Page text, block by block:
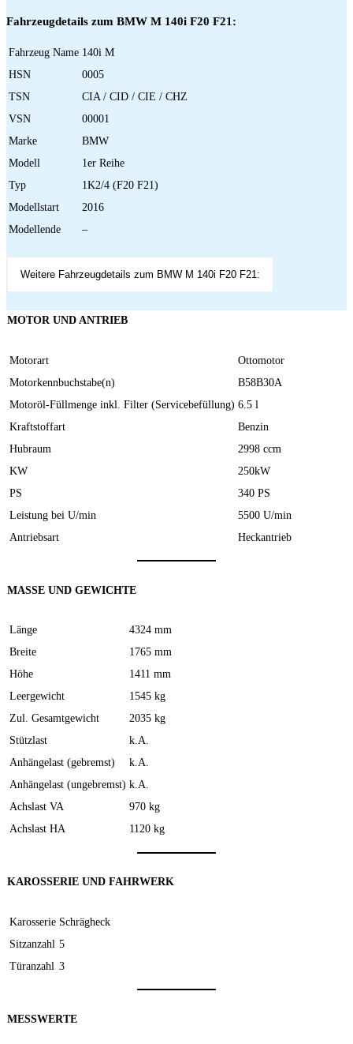
Fahrzeugdetails zum BMW M 140i F20 F21:
Fahrzeug Name 140i M
HSN
0005
TSN
CIA / CID / CIE / CHZ
VSN
00001
Marke
BMW
Modell
1er Reihe
Typ
1K2/4 (F20 F21)
Modellstart
2016
Modellende
–
Weitere Fahrzeugdetails zum BMW M 140i F20 F21:
MOTOR UND ANTRIEB
Motorart
Ottomotor
Motorkennbuchstabe(n)
B58B30A
Motoröl-Füllmenge inkl. Filter (Servicebefüllung) 6.5 l
Kraftstoffart
Benzin
Hubraum
2998 ccm
KW
250kW
PS
340 PS
Leistung bei U/min
5500 U/min
Antriebsart
Heckantrieb
MASSE UND GEWICHTE
Länge
4324 mm
Breite
1765 mm
Höhe
1411 mm
Leergewicht
1545 kg
Zul. Gesamtgewicht
2035 kg
Stützlast
k.A.
Anhängelast (gebremst)
k.A.
Anhängelast (ungebremst) k.A.
Achslast VA
970 kg
Achslast HA
1120 kg
KAROSSERIE UND FAHRWERK
Karosserie Schrägheck
Sitzanzahl 5
Türanzahl 3
MESSWERTE